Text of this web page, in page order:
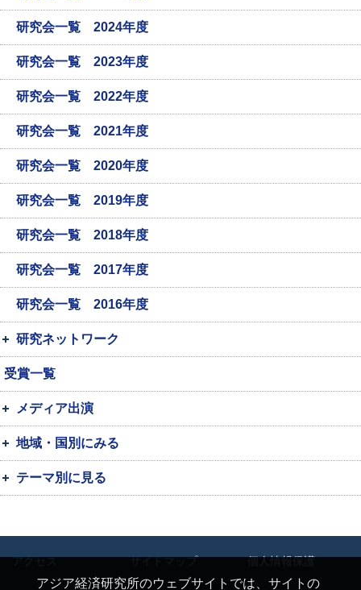
研究会一覧 2024年度
研究会一覧 2023年度
研究会一覧 2022年度
研究会一覧 2021年度
研究会一覧 2020年度
研究会一覧 2019年度
研究会一覧 2018年度
研究会一覧 2017年度
研究会一覧 2016年度
研究ネットワーク
受賞一覧
メディア出演
地域・国別にみる
テーマ別に見る
アジア経済研究所のウェブサイトでは、サイトの
アクセス サイトマップ 個人情報保護